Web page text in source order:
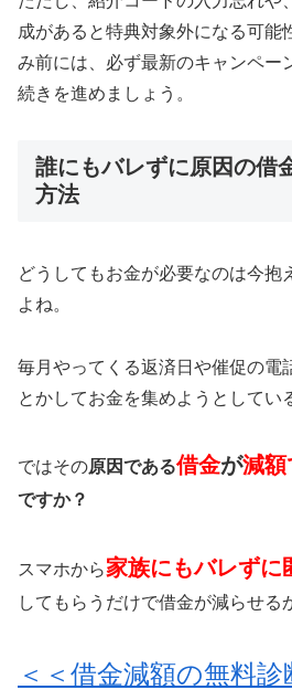
成があると特典対象外になる可能
み前には、必ず最新のキャンペー
続きを進めましょう。
誰にもバレずに原因の借
方法
どうしてもお金が必要なのは今抱
よね。
毎月やってくる返済日や催促の電
とかしてお金を集めようとしてい
ではその原因である借金が減額
ですか？
スマホから家族にもバレずに
してもらうだけで借金が減らせる
＜＜借金減額の無料